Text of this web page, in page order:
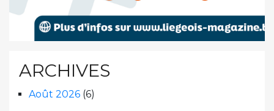
ARCHIVES
Août 2026 (6)